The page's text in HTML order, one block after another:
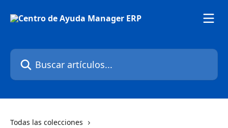
Buscar artículos...
Todas las colecciones